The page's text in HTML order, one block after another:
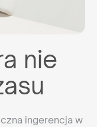
nie
ingerencja w